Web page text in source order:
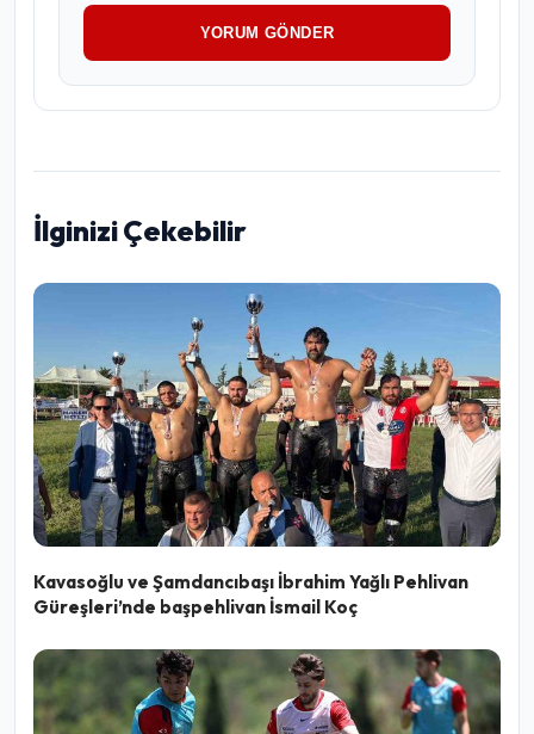
YORUM GÖNDER
İlginizi Çekebilir
Kavasoğlu ve Şamdancıbaşı İbrahim Yağlı Pehlivan
Güreşleri’nde başpehlivan İsmail Koç